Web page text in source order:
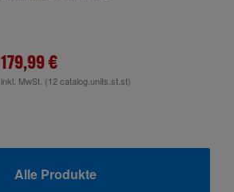
179,99 €
inkl. MwSt. (12 catalog.units.st.st)
Alle Produkte